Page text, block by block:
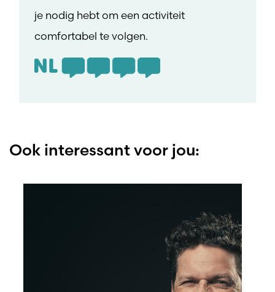
je nodig hebt om een activiteit
comfortabel te volgen.
Ook interessant voor jou: